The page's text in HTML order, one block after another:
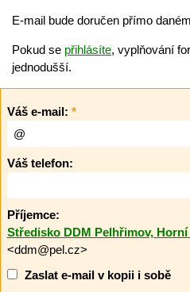
E-mail bude doručen přímo
Pokud se přihlásíte, vyplňování
jednodušší.
Váš e-mail: *
Váš telefon:
Příjemce:
Středisko DDM Pelhřimov,
<ddm@pel.cz>
Zaslat e-mail v kopii i sobě